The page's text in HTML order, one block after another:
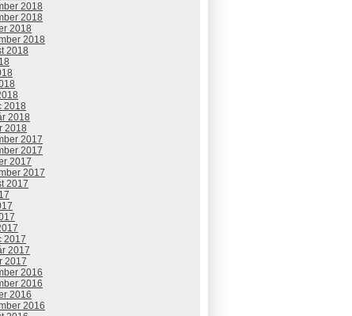
2018
2018
2018
2018
2018
2018
2018
2018
2017
2017
2017
2017
2017
2017
2017
2017
2016
2016
2016
2016